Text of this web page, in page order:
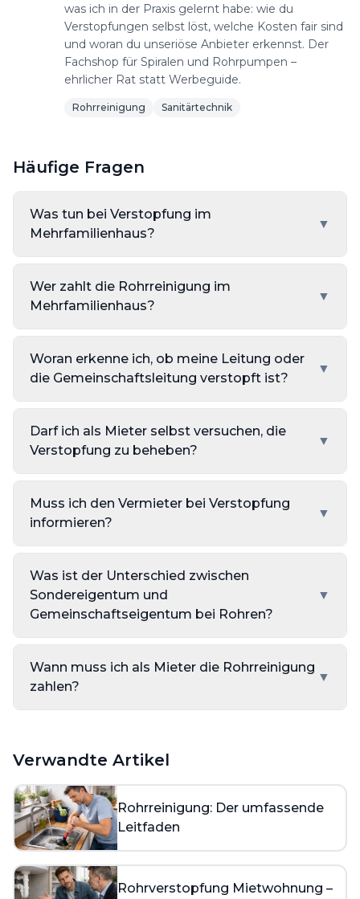
was ich in der Praxis gelernt habe: wie du
Verstopfungen selbst löst, welche Kosten fair sind
und woran du unseriöse Anbieter erkennst. Der
Fachshop für Spiralen und Rohrpumpen –
ehrlicher Rat statt Werbeguide.
Rohrreinigung Sanitärtechnik
Häufige Fragen
Was tun bei Verstopfung im
Mehrfamilienhaus?
▼
Wer zahlt die Rohrreinigung im
Mehrfamilienhaus?
▼
Woran erkenne ich, ob meine Leitung oder
die Gemeinschaftsleitung verstopft ist?
▼
Darf ich als Mieter selbst versuchen, die
Verstopfung zu beheben?
▼
Muss ich den Vermieter bei Verstopfung
informieren?
▼
Was ist der Unterschied zwischen
Sondereigentum und
Gemeinschaftseigentum bei Rohren?
▼
Wann muss ich als Mieter die Rohrreinigung
zahlen?
▼
Verwandte Artikel
Rohrreinigung: Der umfassende
Leitfaden
Rohrverstopfung Mietwohnung –